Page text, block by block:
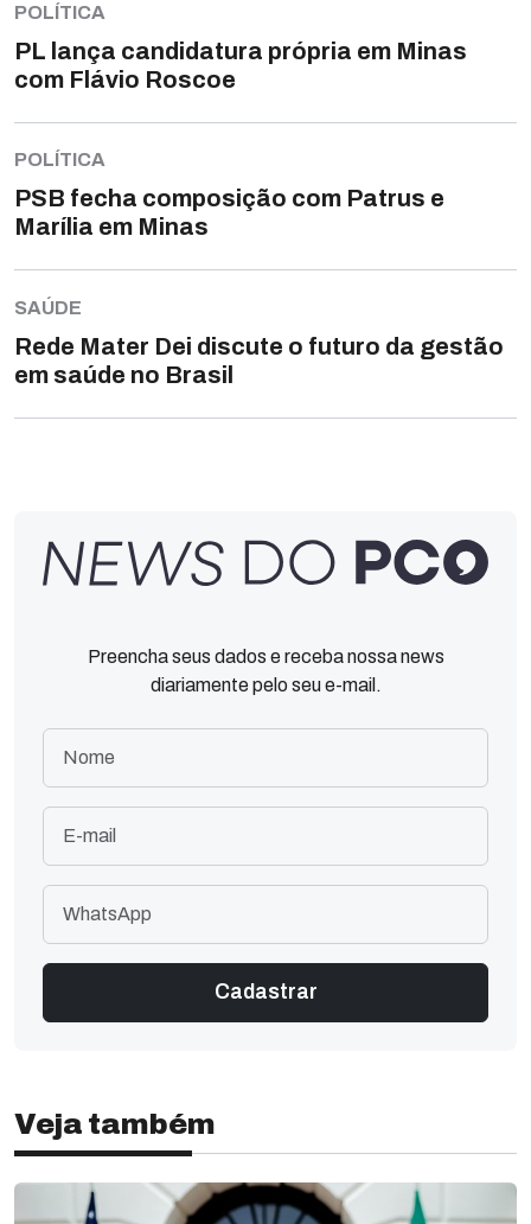
POLÍTICA
PL lança candidatura própria em Minas
com Flávio Roscoe
POLÍTICA
PSB fecha composição com Patrus e
Marília em Minas
SAÚDE
Rede Mater Dei discute o futuro da gestão
em saúde no Brasil
Preencha seus dados e receba nossa news
diariamente pelo seu e-mail.
Veja também